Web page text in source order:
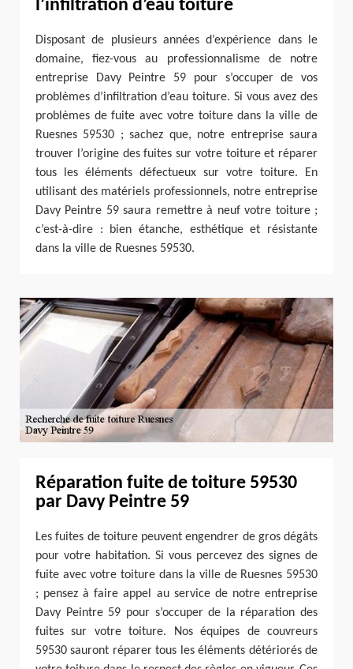
l’infiltration d’eau toiture
Disposant de plusieurs années d’expérience dans le
domaine, fiez-vous au professionnalisme de notre
entreprise Davy Peintre 59 pour s’occuper de vos
problèmes d’infiltration d’eau toiture. Si vous avez des
problèmes de fuite avec votre toiture dans la ville de
Ruesnes 59530 ; sachez que, notre entreprise saura
trouver l’origine des fuites sur votre toiture et réparer
tous les éléments défectueux sur votre toiture. En
utilisant des matériels professionnels, notre entreprise
Davy Peintre 59 saura remettre à neuf votre toiture ;
c’est-à-dire : bien étanche, esthétique et résistante
dans la ville de Ruesnes 59530.
Réparation fuite de toiture 59530
par Davy Peintre 59
Les fuites de toiture peuvent engendrer de gros dégâts
pour votre habitation. Si vous percevez des signes de
fuite avec votre toiture dans la ville de Ruesnes 59530
; pensez à faire appel au service de notre entreprise
Davy Peintre 59 pour s’occuper de la réparation des
fuites sur votre toiture. Nos équipes de couvreurs
59530 sauront réparer tous les éléments détériorés de